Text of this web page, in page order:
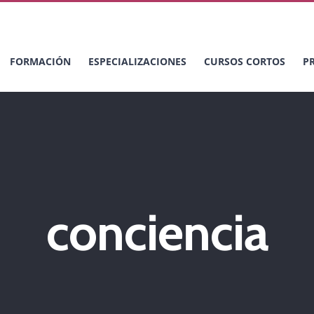
FORMACIÓN ESPECIALIZACIONES CURSOS CORTOS
conciencia